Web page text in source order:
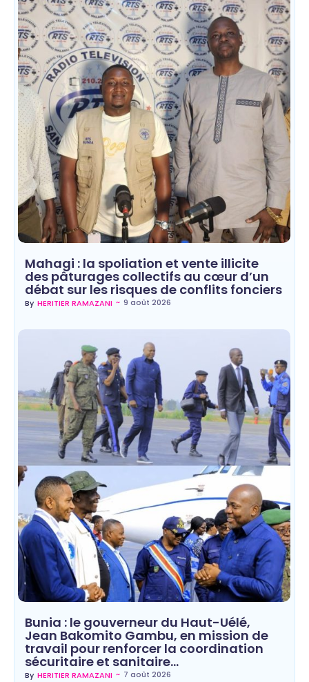
Mahagi : la spoliation et vente illicite
des pâturages collectifs au cœur d’un
débat sur les risques de conflits fonciers
By HERITIER RAMAZANI ~ 9 août 2026
Bunia : le gouverneur du Haut-Uélé,
Jean Bakomito Gambu, en mission de
travail pour renforcer la coordination
sécuritaire et sanitaire…
By HERITIER RAMAZANI ~ 7 août 2026